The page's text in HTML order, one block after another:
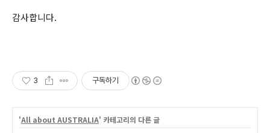
감사합니다.
3 구독하기
'All about AUSTRALIA' 카테고리의 다른 글